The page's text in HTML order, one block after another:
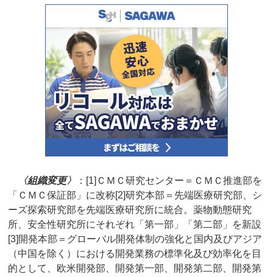
〈組織変更〉
：[1]ＣＭＣ研究センター＝ＣＭＣ推進部を
「ＣＭＣ保証部」に改称[2]研究本部＝先端医療研究部、シ
ーズ探索研究部を先端医療研究所に統合。薬物動態研究
所、安全性研究所にそれぞれ「第一部」「第二部」を新設
[3]開発本部＝グローバル開発体制の強化と国内及びアジア
（中国を除く）における開発業務の標準化及び効率化を目
的として、欧米開発部、開発第一部、開発第二部、開発第